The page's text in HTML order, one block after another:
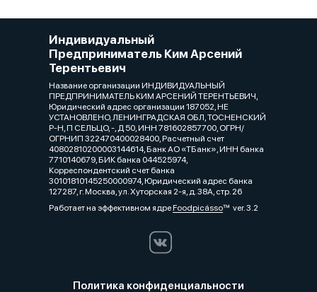
Индивидуальный
Предприниматель Ким Арсений
Терентьевич
Название организации ИНДИВИДУАЛЬНЫЙ
ПРЕДПРИНИМАТЕЛЬ КИМ АРСЕНИЙ ТЕРЕНТЬЕВИЧ,
Юридический адрес организации 187052, НЕ
УСТАНОВЛЕНО, ЛЕНИНГРАДСКАЯ ОБЛ, ТОСНЕНСКИЙ
Р-Н, П СЕЛЬЦО, -, Д 50, ИНН 781602857700, ОГРН/
ОГРНИП 322470400028400, Расчетный счет
40802810200003144614, Банк АО «ТБанк», ИНН банка
7710140679, БИК банка 044525974,
Корреспондентский счет банка
30101810145250000974, Юридический адрес банка
127287, г. Москва, ул. Хуторская 2-я, д. 38А, стр. 26
Работает на эффективном ядреFoodpicássover. 3.2
Политика конфиденциальности